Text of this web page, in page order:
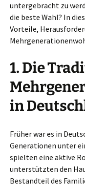
untergebracht zu
die beste Wahl? In
Vorteile,
1. Die
in
Früher war es in
Generationen unter
spielten eine aktive
unterstützten den
Bestandteil des